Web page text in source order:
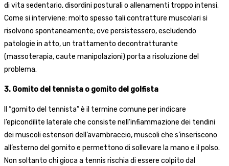
di vita sedentario, disordini posturali o allenamenti troppo intensi.
Come si interviene: molto spesso tali contratture muscolari si
risolvono spontaneamente; ove persistessero, escludendo
patologie in atto, un trattamento decontratturante
(massoterapia, caute manipolazioni) porta a risoluzione del
problema.
3. Gomito del tennista o gomito del golfista
Il “gomito del tennista” è il termine comune per indicare
l’epicondilite laterale che consiste nell’infiammazione dei tendini
dei muscoli estensori dell’avambraccio, muscoli che s’inseriscono
all’esterno del gomito e permettono di sollevare la mano e il polso.
Non soltanto chi gioca a tennis rischia di essere colpito dal